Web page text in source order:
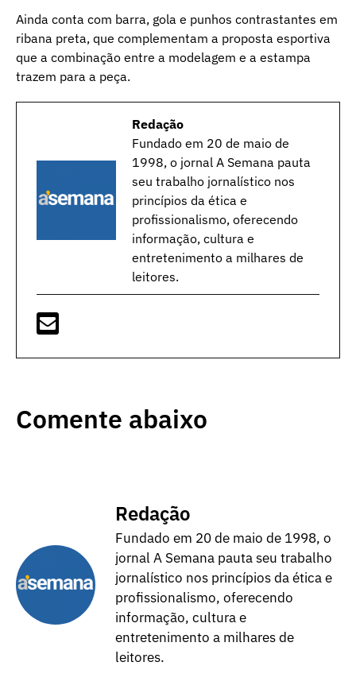
Ainda conta com barra, gola e punhos contrastantes em
ribana preta, que complementam a proposta esportiva
que a combinação entre a modelagem e a estampa
trazem para a peça.
Redação
Fundado em 20 de maio de
1998, o jornal A Semana pauta
seu trabalho jornalístico nos
princípios da ética e
profissionalismo, oferecendo
informação, cultura e
entretenimento a milhares de
leitores.
Comente abaixo
Redação
Fundado em 20 de maio de 1998, o
jornal A Semana pauta seu trabalho
jornalístico nos princípios da ética e
profissionalismo, oferecendo
informação, cultura e
entretenimento a milhares de
leitores.